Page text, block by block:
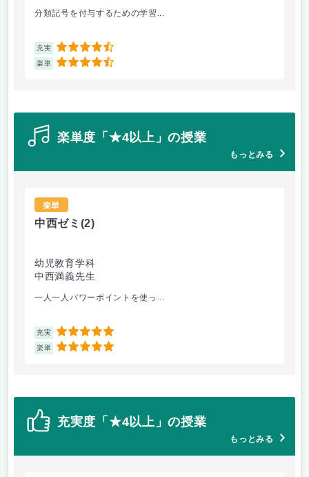
分類記号を付与するための学習...
充実 4.5
楽単 4.5
楽単度「★4以上」の授業
もっとみる
楽単
中西ゼミ (2)
幼児教育学科
中西満義先生
一人一人パワーポイントを使っ...
充実 5
楽単 5
充実度「★4以上」の授業
もっとみる